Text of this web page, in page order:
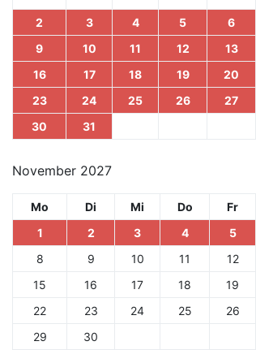
2
3 4 5 6
9
10 11 12 13
16
17 18 19 20
23
24 25 26 27
30
31
November 2027
Mo Di Mi Do Fr
1
2 3 4 5
8
9 10 11 12
15
16 17 18 19
22
23 24 25 26
29
30